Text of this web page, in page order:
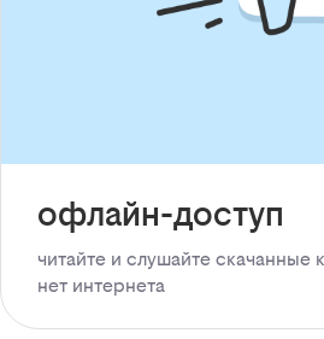
офлайн-доступ
читайте и слушайте скачанные
нет интернета